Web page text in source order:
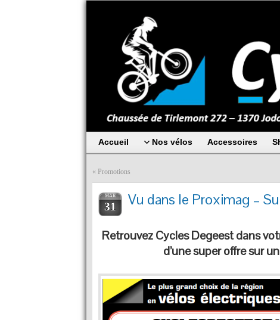
Accueil Nos vélos Accessoires
« Promotions
MAR
31 Vu dans le Proximag –
Retrouvez Cycles Degeest dans
d’une super offre sur